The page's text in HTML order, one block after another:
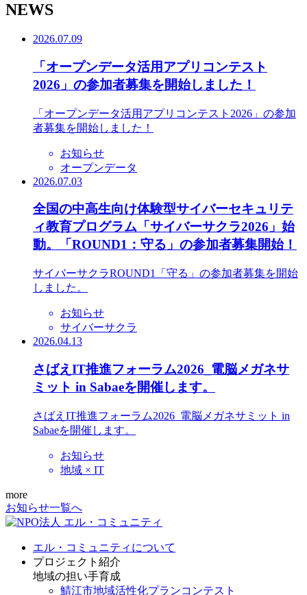
NEWS
2026.07.09
「オープンデータ活用アプリコンテスト
2026」の参加者募集を開始しました！
「オープンデータ活用アプリコンテスト2026」の参加
者募集を開始しました！
お知らせ
オープンデータ
2026.07.03
全国の中高生向け体験型サイバーセキュリテ
ィ教育プログラム「サイバーサクラ2026」始
動。「ROUND1：守る」の参加者募集開始！
サイバーサクラROUND1「守る」の参加者募集を開始
しました。
お知らせ
サイバーサクラ
2026.04.13
さばえIT推進フォーラム2026_電脳メガネサ
ミット in Sabaeを開催します。
さばえIT推進フォーラム2026_電脳メガネサミット in
Sabaeを開催します。
お知らせ
地域 × IT
more
お知らせ一覧へ
エル・コミュニティについて
プロジェクト紹介
地域の担い手育成
鯖江市地域活性化プランコンテスト